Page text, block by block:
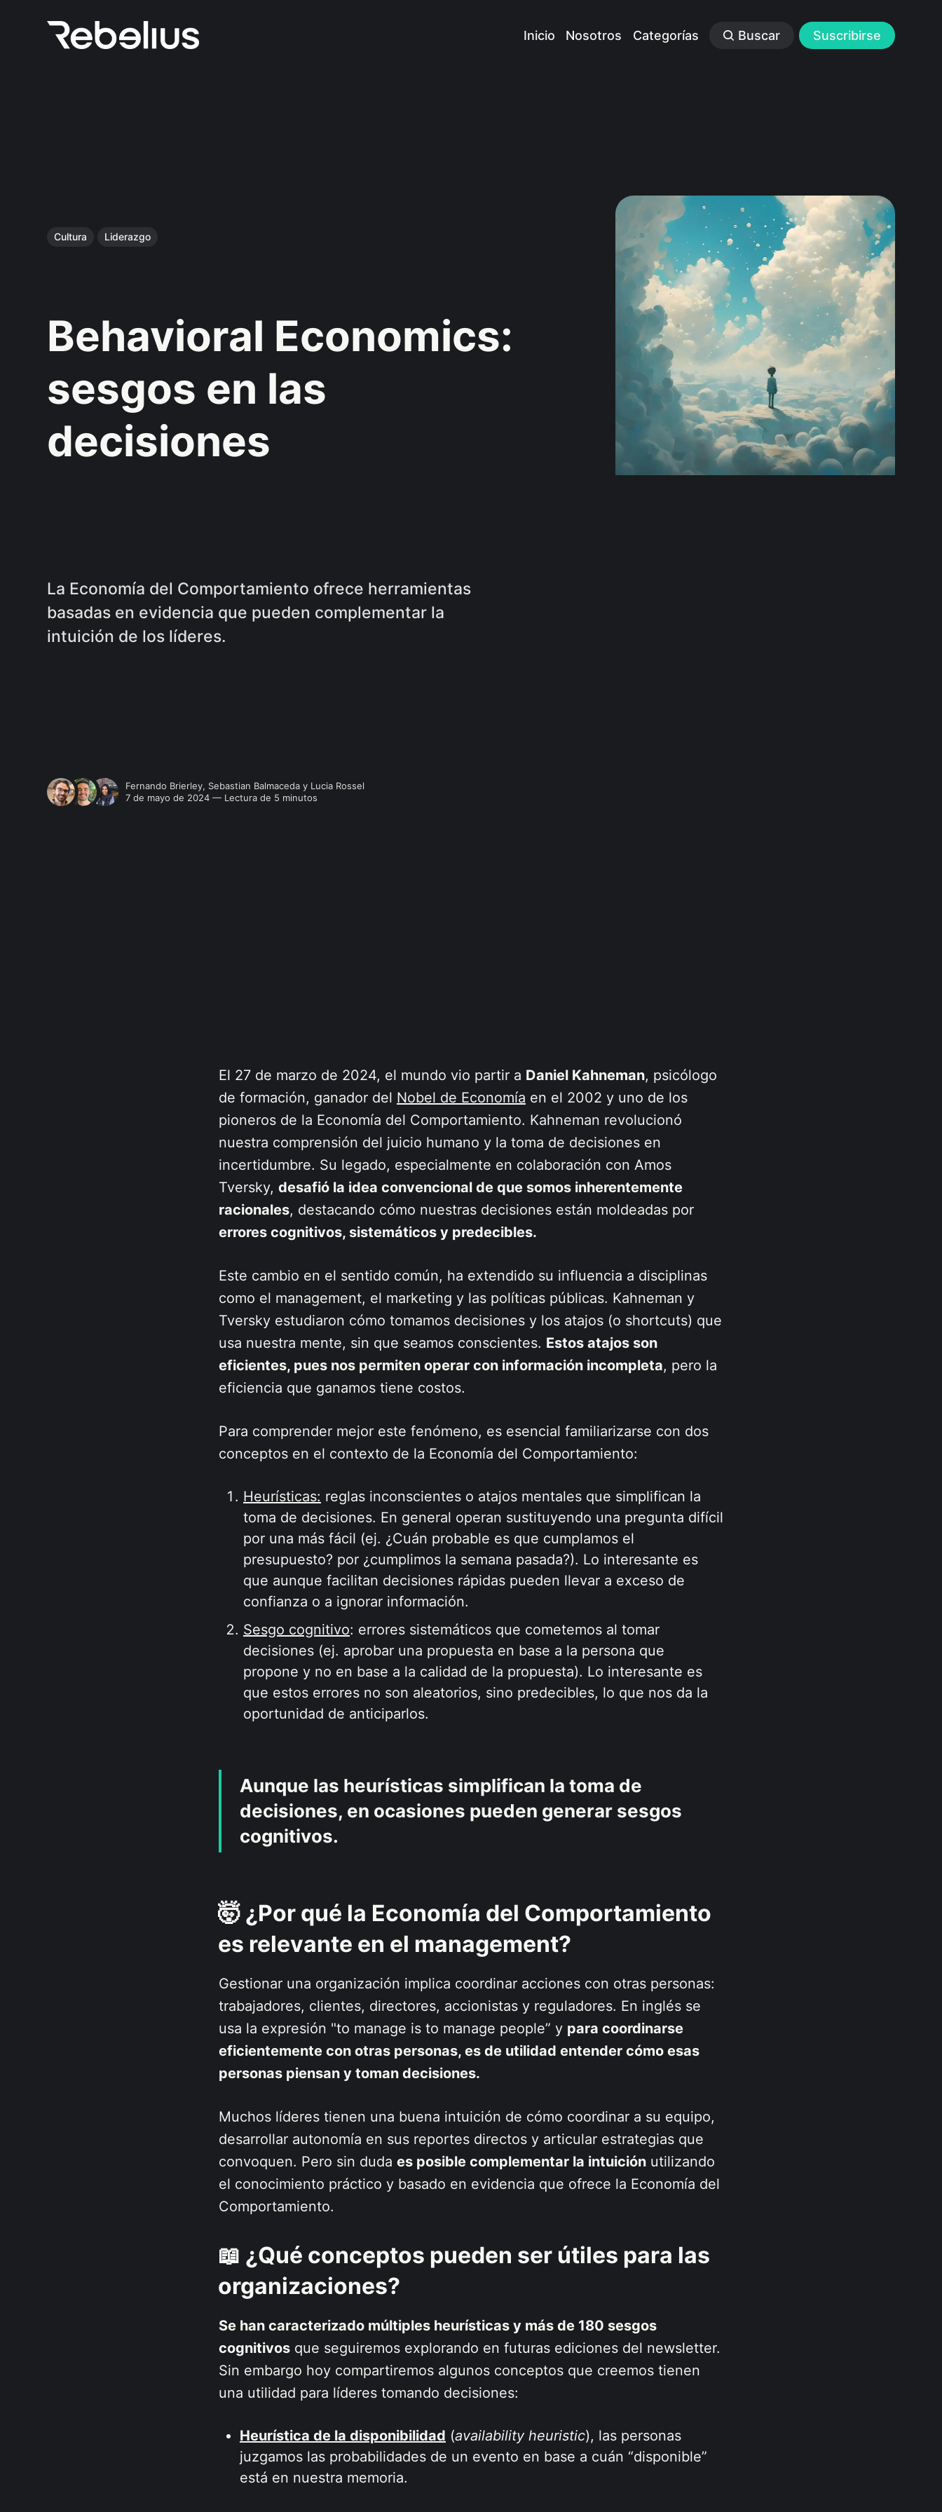
Inicio Nosotros Categorías Buscar Suscribirse
Cultura Liderazgo
Behavioral Economics:
sesgos en las
decisiones
La Economía del Comportamiento ofrece herramientas
basadas en evidencia que pueden complementar la
intuición de los líderes.
Fernando Brierley, Sebastian Balmaceda y Lucia Rossel
7 de mayo de 2024 — Lectura de 5 minutos
El 27 de marzo de 2024, el mundo vio partir a Daniel Kahneman, psicólogo
de formación, ganador del Nobel de Economía en el 2002 y uno de los
pioneros de la Economía del Comportamiento. Kahneman revolucionó
nuestra comprensión del juicio humano y la toma de decisiones en
incertidumbre. Su legado, especialmente en colaboración con Amos
Tversky, desafió la idea convencional de que somos inherentemente
racionales, destacando cómo nuestras decisiones están moldeadas por
errores cognitivos, sistemáticos y predecibles.
Este cambio en el sentido común, ha extendido su influencia a disciplinas
como el management, el marketing y las políticas públicas. Kahneman y
Tversky estudiaron cómo tomamos decisiones y los atajos (o shortcuts) que
usa nuestra mente, sin que seamos conscientes. Estos atajos son
eficientes, pues nos permiten operar con información incompleta, pero la
eficiencia que ganamos tiene costos.
Para comprender mejor este fenómeno, es esencial familiarizarse con dos
conceptos en el contexto de la Economía del Comportamiento:
Heurísticas: reglas inconscientes o atajos mentales que simplifican la
toma de decisiones. En general operan sustituyendo una pregunta difícil
por una más fácil (ej. ¿Cuán probable es que cumplamos el
presupuesto? por ¿cumplimos la semana pasada?). Lo interesante es
que aunque facilitan decisiones rápidas pueden llevar a exceso de
confianza o a ignorar información.
Sesgo cognitivo: errores sistemáticos que cometemos al tomar
decisiones (ej. aprobar una propuesta en base a la persona que
propone y no en base a la calidad de la propuesta). Lo interesante es
que estos errores no son aleatorios, sino predecibles, lo que nos da la
oportunidad de anticiparlos.
Aunque las heurísticas simplifican la toma de
decisiones, en ocasiones pueden generar sesgos
cognitivos.
🤯 ¿Por qué la Economía del Comportamiento
es relevante en el management?
Gestionar una organización implica coordinar acciones con otras personas:
trabajadores, clientes, directores, accionistas y reguladores. En inglés se
usa la expresión "to manage is to manage people” y para coordinarse
eficientemente con otras personas, es de utilidad entender cómo esas
personas piensan y toman decisiones.
Muchos líderes tienen una buena intuición de cómo coordinar a su equipo,
desarrollar autonomía en sus reportes directos y articular estrategias que
convoquen. Pero sin duda es posible complementar la intuición utilizando
el conocimiento práctico y basado en evidencia que ofrece la Economía del
Comportamiento.
📖 ¿Qué conceptos pueden ser útiles para las
organizaciones?
Se han caracterizado múltiples heurísticas y más de 180 sesgos
cognitivos que seguiremos explorando en futuras ediciones del newsletter.
Sin embargo hoy compartiremos algunos conceptos que creemos tienen
una utilidad para líderes tomando decisiones:
Heurística de la disponibilidad (availability heuristic), las personas
juzgamos las probabilidades de un evento en base a cuán “disponible”
está en nuestra memoria.